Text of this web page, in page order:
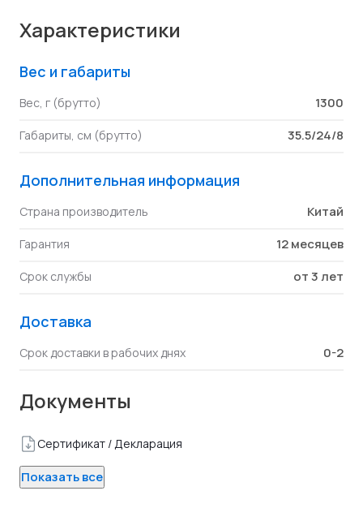
Характеристики
Вес и габариты
Вес, г (брутто) 1300
Габариты, см (брутто) 35.5/24/8
Дополнительная информация
Страна производитель Китай
Гарантия 12 месяцев
Срок службы от 3 лет
Доставка
Срок доставки в рабочих днях 0-2
Документы
Сертификат / Декларация
Показать все